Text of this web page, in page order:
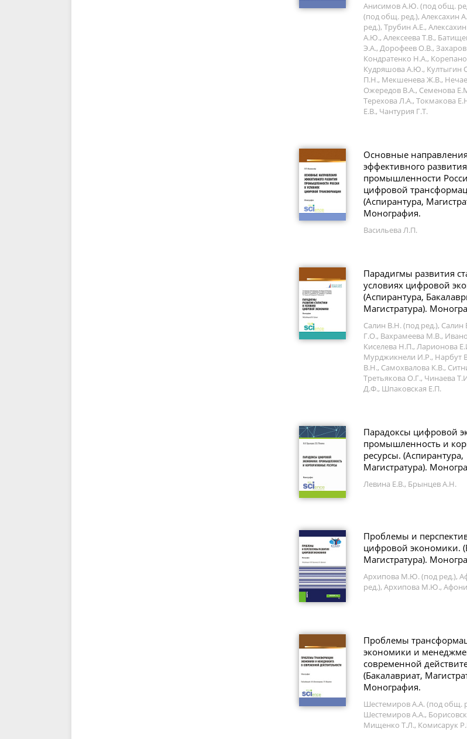
Анисимов А.Ю. (под общ.
(под общ. ред.), Алексахин
ред.), Трубин А.Е.,
А.Ю., Алексеева Т.В.,
Э.А., Дорофеев О.В., Захаров
Кондратенко Н.А.,
Кудряшова А.Ю., Култыгин
П.Н., Мекшенева Ж.В.,
Ожередов В.А., Семенова
Терехова Л.А., Токмакова
Е.В., Чантурия Г.Т.
Основные направления
эффективного развития
промышленности
цифровой
(Аспирантура,
Монография.
Васильева Л.П.
Парадигмы развития
условиях цифровой
(Аспирантура,
Магистратура).
Салин В.Н. (под ред.), Салин
Г.О., Вахрамеева М.В.,
Киселева Н.П., Ларионова
Мурджикнели И.Р., Нарбут
В.Н., Самохвалова К.В.,
Третьякова О.Г., Чинаева
Д.Ф., Шпаковская Е.П.
Парадоксы цифровой
промышленность и
ресурсы. (Аспирантура,
Магистратура).
Левина Е.В., Брынцев А.Н.
Проблемы и
цифровой экономики.
Магистратура).
Архипова М.Ю. (под ред.),
ред.), Архипова М.Ю.,
Проблемы
экономики и
современной
(Бакалавриат,
Монография.
Шестемиров А.А. (под общ.
Шестемиров А.А.,
Мищенко Т.Л., Комисарук